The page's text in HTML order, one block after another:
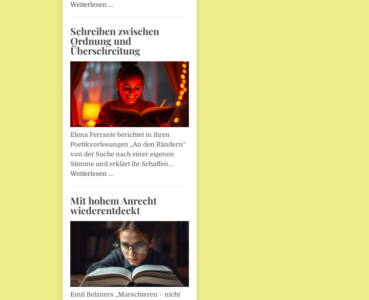
Weiterlesen …
Schreiben zwischen
Ordnung und
Überschreitung
Elena Ferrante berichtet in ihren
Poetikvorlesungen „An den Rändern“
von der Suche nach einer eigenen
Stimme und erklärt ihr Schaffen…
Weiterlesen …
Mit hohem Anrecht
wiederentdeckt
Emil Belzners „Marschieren – nicht